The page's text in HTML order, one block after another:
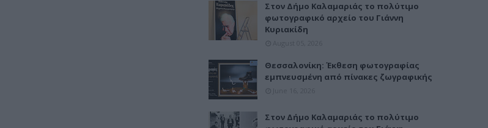
Στον Δήμο Καλαμαριάς το πολύτιμο
φωτογραφικό αρχείο του Γιάννη
Κυριακίδη
Θεσσαλονίκη: Έκθεση φωτογραφίας
εμπνευσμένη από πίνακες ζωγραφικής
Στον Δήμο Καλαμαριάς το πολύτιμο